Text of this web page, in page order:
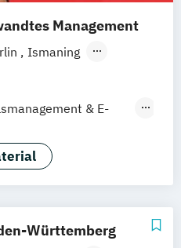
Management
Ismaning
& E-
Sportmanagement
Württemberg